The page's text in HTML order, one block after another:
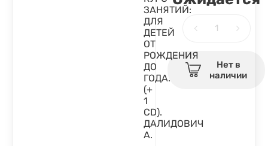
ЗАНЯТИЙ:
ДЛЯ
ДЕТЕЙ
ОТ
РОЖДЕНИЯ
ДО
ГОДА.
(+
1
CD).
ДАЛИДОВИЧ
А.
Нет в
наличии